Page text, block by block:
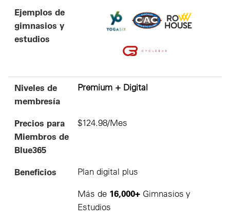
Ejemplos de
gimnasios y
estudios
Niveles de
membresía
Premium + Digital
Precios para
Miembros de
Blue365
$124.98/Mes
Beneficios Plan digital plus
Más de 16,000+Gimnasios y
Estudios